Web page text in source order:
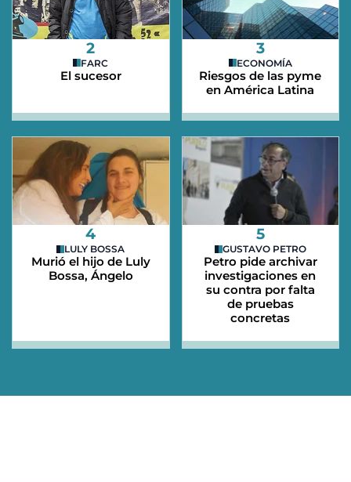
2
FARC
El sucesor
3
ECONOMÍA
Riesgos de las pyme
en América Latina
4
LULY BOSSA
Murió el hijo de Luly
Bossa, Ángelo
5
GUSTAVO PETRO
Petro pide archivar
investigaciones en
su contra por falta
de pruebas
concretas